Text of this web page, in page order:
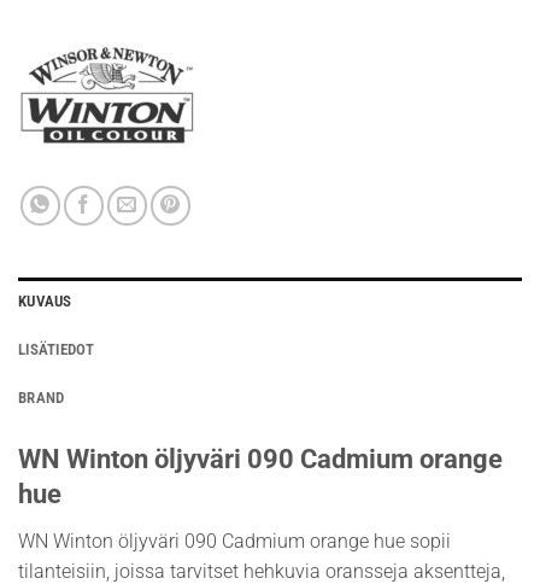
KUVAUS
LISÄTIEDOT
BRAND
WN Winton öljyväri 090 Cadmium orange
hue
WN Winton öljyväri 090 Cadmium orange hue sopii
tilanteisiin, joissa tarvitset hehkuvia oransseja aksentteja,